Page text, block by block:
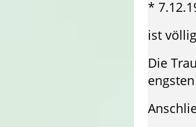
*
ist
Die